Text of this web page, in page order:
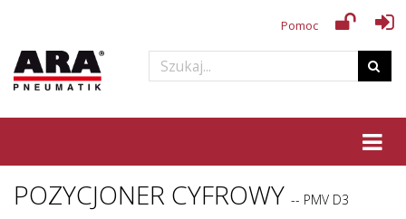
Pomoc
POZYCJONER CYFROWY -- PMV D3